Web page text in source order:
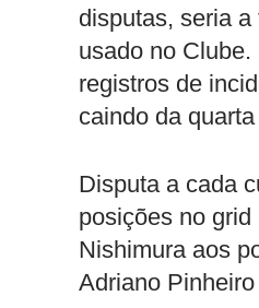
disputas, seria
usado no
registros de
caindo da
Disputa a cada
posições no
Nishimura aos
Adriano